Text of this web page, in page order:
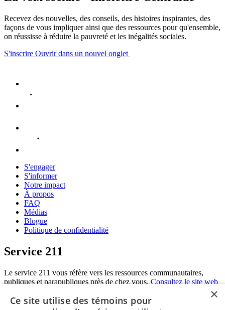
Recevez des nouvelles, des conseils, des histoires inspirantes, des
façons de vous impliquer ainsi que des ressources pour qu'ensemble,
on réussisse à réduire la pauvreté et les inégalités sociales.
S'inscrire Ouvrir dans un nouvel onglet
S'engager
S'informer
Notre impact
À propos
FAQ
Médias
Blogue
Politique de confidentialité
Service 211
Le service 211 vous réfère vers les ressources communautaires,
publiques et parapubliques près de chez vous.Consultez le site web
×
Ce site utilise des témoins pour